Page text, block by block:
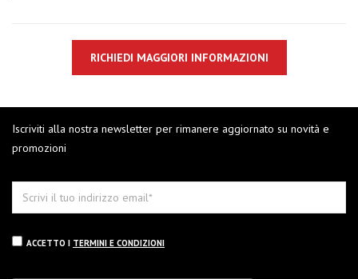
RICHIEDI MAGGIORI INFORMAZIONI
Iscriviti alla nostra newsletter per rimanere aggiornato su novità e
promozioni
ACCETTO I TERMINI E CONDIZIONI